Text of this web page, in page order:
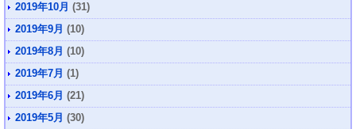
2019年10月 (31)
2019年9月 (10)
2019年8月 (10)
2019年7月 (1)
2019年6月 (21)
2019年5月 (30)